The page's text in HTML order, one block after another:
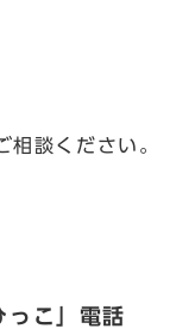
相談ください。
っこ」電話